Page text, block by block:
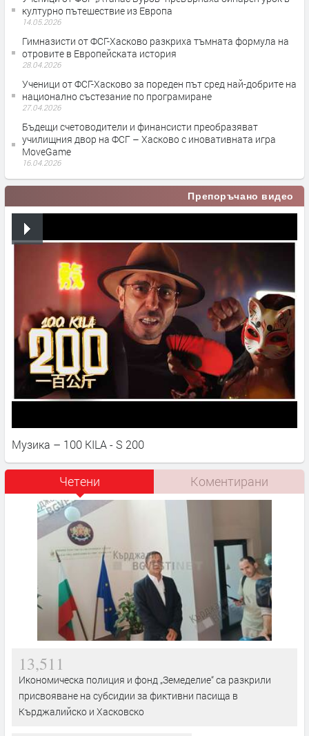
културно пътешествие из Европа
14.05.2026
Гимназисти от ФСГ-Хасково разкриха тъмната формула на
отровите в Европейската история
28.04.2026
Ученици от ФСГ-Хасково за пореден път сред най-добрите на
национално състезание по програмиране
27.04.2026
Бъдещи счетоводители и финансисти преобразяват
училищния двор на ФСГ – Хасково с иновативната игра
MoveGame
16.04.2026
Препоръчано видео
Музика – 100 KILA - S 200
Четени Коментирани
13,511
Икономическа полиция и фонд „Земеделие“ са разкрили
присвояване на субсидии за фиктивни пасища в
Кърджалийско и Хасковско